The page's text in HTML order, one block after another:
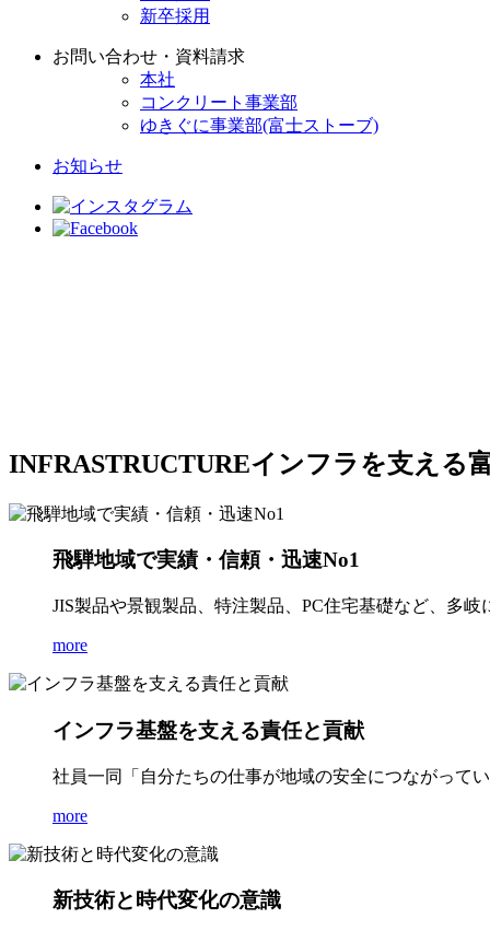
新卒採用
お問い合わせ・資料請求
本社
コンクリート事業部
ゆきぐに事業部(富士ストーブ)
お知らせ
INFRASTRUCTUREインフラを支える
飛騨地域で実績・信頼・迅速No1
JIS製品や景観製品、特注製品、PC住宅基礎など、多
more
インフラ基盤を支える責任と貢献
社員一同「自分たちの仕事が地域の安全につながって
more
新技術と時代変化の意識